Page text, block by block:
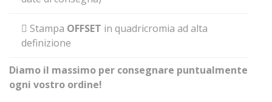
Stampa OFFSET in quadricromia ad alta
definizione
Diamo il massimo per consegnare puntualmente
ogni vostro ordine!